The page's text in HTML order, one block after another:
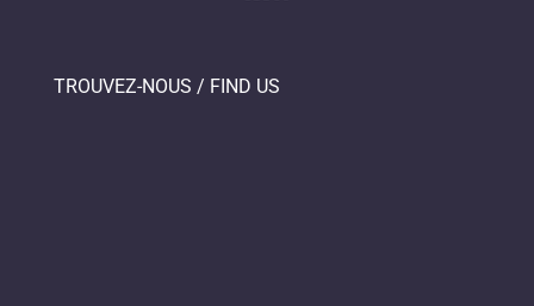
TROUVEZ-NOUS / FIND US